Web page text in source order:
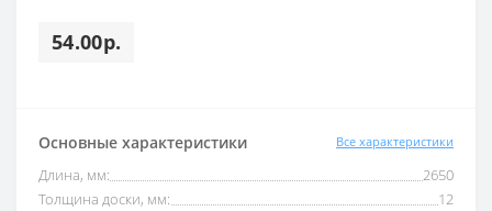
54.00р.
Основные характеристики Все характеристики
Длина, мм:
2650
Толщина доски, мм:
12